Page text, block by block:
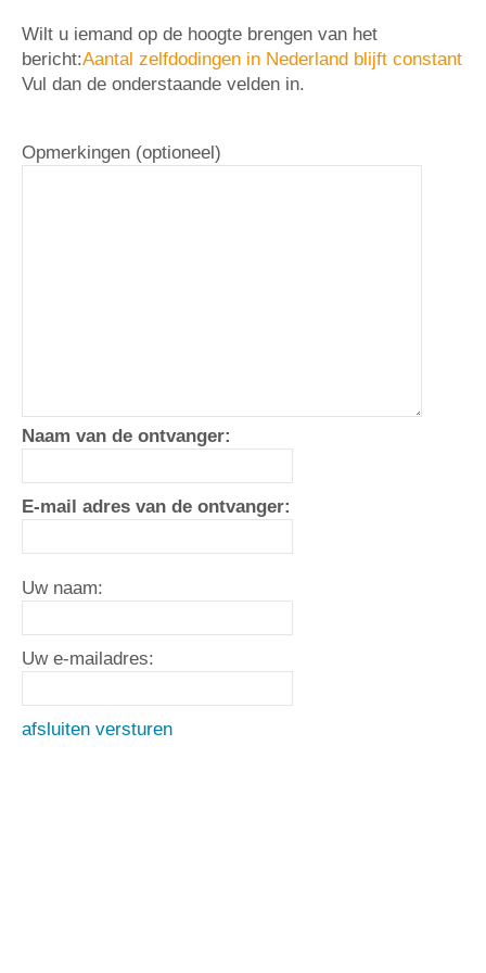
Wilt u iemand op de hoogte brengen van het
bericht:Aantal zelfdodingen in Nederland blijft constant
Vul dan de onderstaande velden in.
Opmerkingen (optioneel)
Naam van de ontvanger:
E-mail adres van de ontvanger:
Uw naam:
Uw e-mailadres:
afsluiten versturen